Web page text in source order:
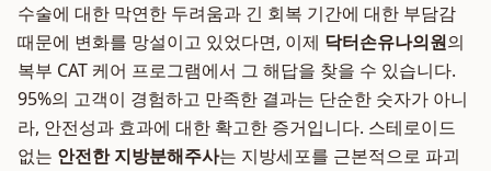
수술에 대한 막연한 두려움과 긴 회복 기간에 대한 부담감
때문에 변화를 망설이고 있었다면, 이제 닥터손유나의원의
복부 CAT 케어 프로그램에서 그 해답을 찾을 수 있습니다.
95%의 고객이 경험하고 만족한 결과는 단순한 숫자가 아니
라, 안전성과 효과에 대한 확고한 증거입니다. 스테로이드
없는 안전한 지방분해주사는 지방세포를 근본적으로 파괴